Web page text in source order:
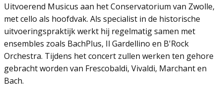
Uitvoerend Musicus aan het Conservatorium van Zwolle,
met cello als hoofdvak. Als specialist in de historische
uitvoeringspraktijk werkt hij regelmatig samen met
ensembles zoals BachPlus, Il Gardellino en B'Rock
Orchestra. Tijdens het concert zullen werken ten gehore
gebracht worden van Frescobaldi, Vivaldi, Marchant en
Bach.